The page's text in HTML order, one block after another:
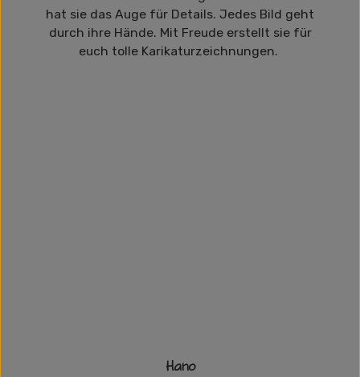
hat sie das Auge für Details. Jedes Bild geht
durch ihre Hände. Mit Freude erstellt sie für
euch tolle Karikaturzeichnungen.
Hano